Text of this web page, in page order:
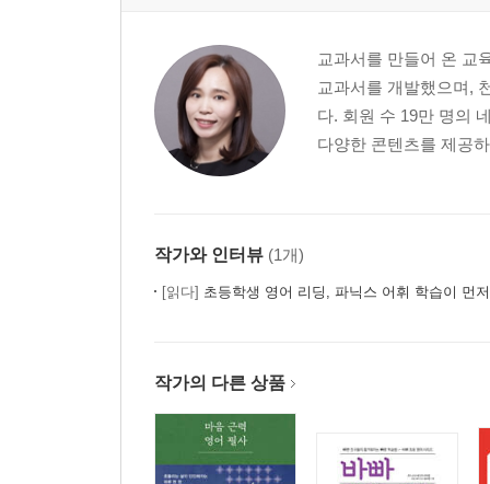
교과서를 만들어 온 교
교과서를 개발했으며,
다. 회원 수 19만 명의
다양한 콘텐츠를 제공
작가와 인터뷰 (1개)
[읽다] 초등학생 영어 리딩, 파닉스 어휘 학습이 먼
작가의 다른 상품